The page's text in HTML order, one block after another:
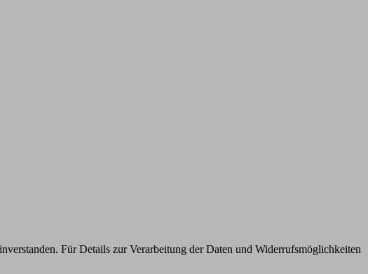
Für Details zur Verarbeitung der Daten und Widerrufsmöglichkeiten